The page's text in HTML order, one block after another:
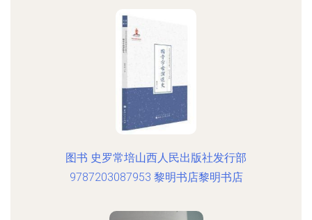
图书 史罗常培山西人民出版社发行部
9787203087953 黎明书店黎明书店